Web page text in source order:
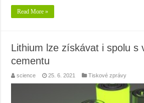
Read More »
Lithium lze získávat i spolu s
cementu
science 25. 6. 2021 Tiskové zprávy